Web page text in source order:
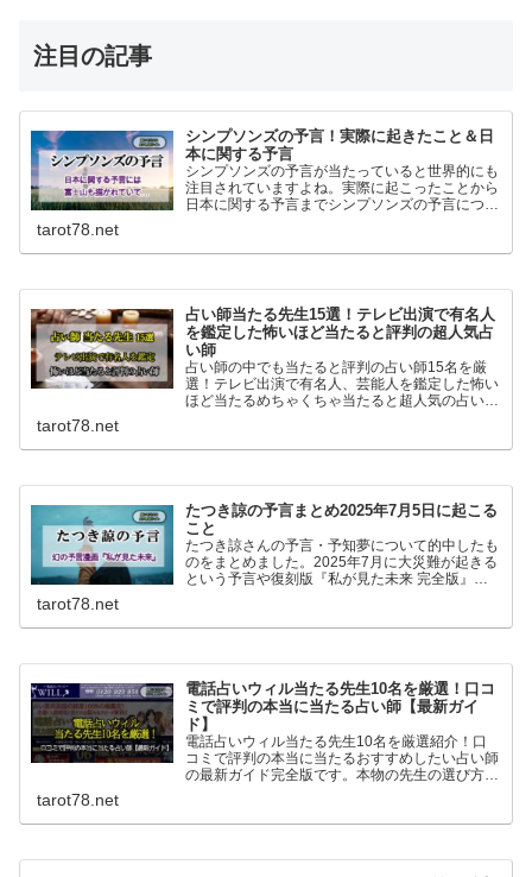
注目の記事
シンプソンズの予言！実際に起きたこと＆日
本に関する予言
シンプソンズの予言が当たっていると世界的にも
注目されていますよね。実際に起こったことから
日本に関する予言までシンプソンズの予言につい
tarot78.net
占い師当たる先生15選！テレビ出演で有名人
を鑑定した怖いほど当たると評判の超人気占
い師
占い師の中でも当たると評判の占い師15名を厳
選！テレビ出演で有名人、芸能人を鑑定した怖い
ほど当たるめちゃくちゃ当たると超人気の占い師
です！
tarot78.net
たつき諒の予言まとめ2025年7月5日に起こる
こと
たつき諒さんの予言・予知夢について的中したも
のをまとめました。2025年7月に大災難が起きる
という予言や復刻版『私が見た未来 完全版』に
tarot78.net
電話占いウィル当たる先生10名を厳選！口コ
ミで評判の本当に当たる占い師【最新ガイ
ド】
電話占いウィル当たる先生10名を厳選紹介！口
コミで評判の本当に当たるおすすめしたい占い師
の最新ガイド完全版です。本物の先生の選び方や
tarot78.net